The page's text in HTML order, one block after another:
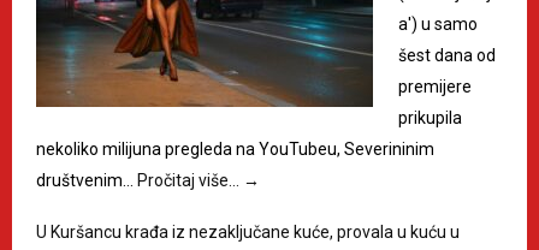
a') u samo
šest dana od
premijere
prikupila
nekoliko milijuna pregleda na YouTubeu, Severininim
društvenim… Pročitaj više… →
U Kuršancu krađa iz nezaključane kuće, provala u kuću u